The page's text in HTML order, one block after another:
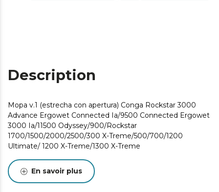
Description
Mopa v.1 (estrecha con apertura) Conga Rockstar 3000
Advance Ergowet Connected Ia/9500 Connected Ergowet
3000 Ia/11500 Odyssey/900/Rockstar
1700/1500/2000/2500/300 X-Treme/500/700/1200
Ultimate/ 1200 X-Treme/1300 X-Treme
En savoir plus